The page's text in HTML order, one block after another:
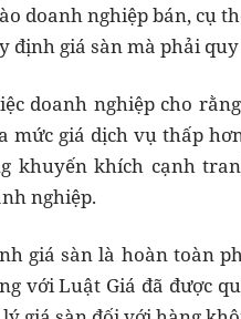
doanh nghiệp bán, cụ
định giá sàn mà phải
doanh nghiệp cho
mức giá dịch vụ thấp
khuyến khích cạnh
nghiệp.
giá sàn là hoàn toàn
với Luật Giá đã được